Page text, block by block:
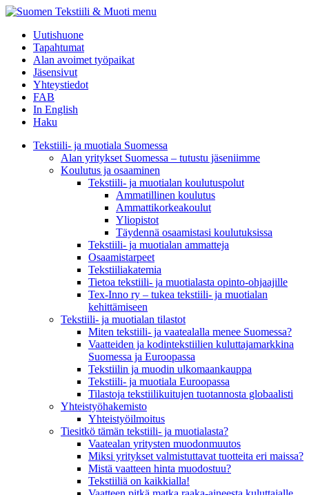
menu
Uutishuone
Tapahtumat
Alan avoimet työpaikat
Jäsensivut
Yhteystiedot
FAB
In English
Haku
Tekstiili- ja muotiala Suomessa
Alan yritykset Suomessa – tutustu jäseniimme
Koulutus ja osaaminen
Tekstiili- ja muotialan koulutuspolut
Ammatillinen koulutus
Ammattikorkeakoulut
Yliopistot
Täydennä osaamistasi koulutuksissa
Tekstiili- ja muotialan ammatteja
Osaamistarpeet
Tekstiiliakatemia
Tietoa tekstiili- ja muotialasta opinto-ohjaajille
Tex-Inno ry – tukea tekstiili- ja muotialan
kehittämiseen
Tekstiili- ja muotialan tilastot
Miten tekstiili- ja vaatealalla menee Suomessa?
Vaatteiden ja kodintekstiilien kuluttajamarkkina
Suomessa ja Euroopassa
Tekstiilin ja muodin ulkomaankauppa
Tekstiili- ja muotiala Euroopassa
Tilastoja tekstiilikuitujen tuotannosta globaalisti
Yhteistyö­hakemisto
Yhteistyöilmoitus
Tiesitkö tämän tekstiili- ja muotialasta?
Vaatealan yritysten muodonmuutos
Miksi yritykset valmistuttavat tuotteita eri maissa?
Mistä vaatteen hinta muodostuu?
Tekstiiliä on kaikkialla!